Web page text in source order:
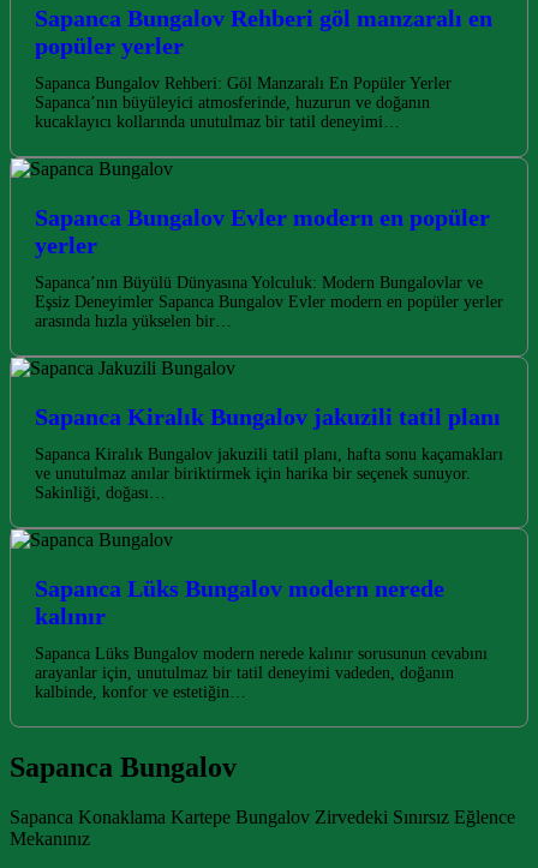
Sapanca Bungalov Rehberi göl manzaralı en
popüler yerler
Sapanca Bungalov Rehberi: Göl Manzaralı En Popüler Yerler
Sapanca’nın büyüleyici atmosferinde, huzurun ve doğanın
kucaklayıcı kollarında unutulmaz bir tatil deneyimi…
Sapanca Bungalov Evler modern en popüler
yerler
Sapanca’nın Büyülü Dünyasına Yolculuk: Modern Bungalovlar ve
Eşsiz Deneyimler Sapanca Bungalov Evler modern en popüler yerler
arasında hızla yükselen bir…
Sapanca Kiralık Bungalov jakuzili tatil planı
Sapanca Kiralık Bungalov jakuzili tatil planı, hafta sonu kaçamakları
ve unutulmaz anılar biriktirmek için harika bir seçenek sunuyor.
Sakinliği, doğası…
Sapanca Lüks Bungalov modern nerede
kalınır
Sapanca Lüks Bungalov modern nerede kalınır sorusunun cevabını
arayanlar için, unutulmaz bir tatil deneyimi vadeden, doğanın
kalbinde, konfor ve estetiğin…
Sapanca Bungalov
Sapanca Konaklama Kartepe Bungalov Zirvedeki Sınırsız Eğlence
Mekanınız